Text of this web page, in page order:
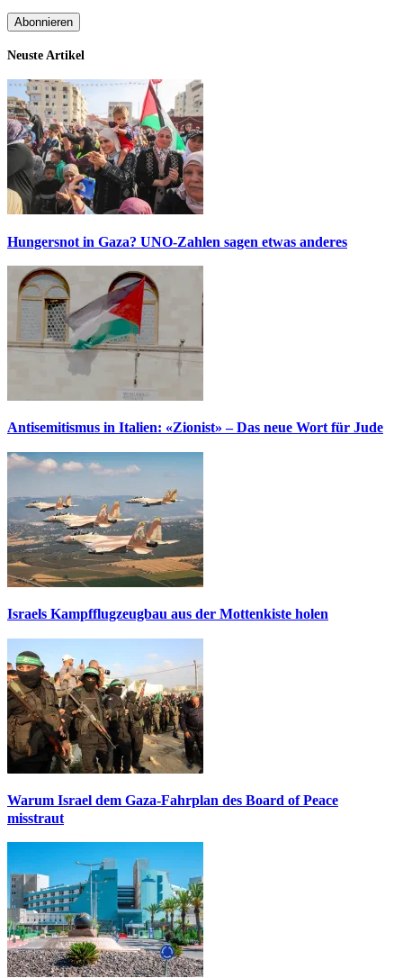
Neuste Artikel
Hungersnot in Gaza? UNO-Zahlen sagen etwas anderes
Antisemitismus in Italien: «Zionist» – Das neue Wort für Jude
Israels Kampfflugzeugbau aus der Mottenkiste holen
Warum Israel dem Gaza-Fahrplan des Board of Peace
misstraut